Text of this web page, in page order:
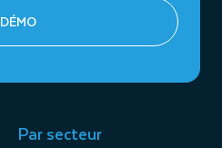
DÉMO
Par secteur